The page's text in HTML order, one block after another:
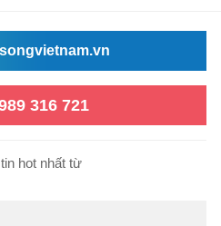
316 721
hot nhất từ